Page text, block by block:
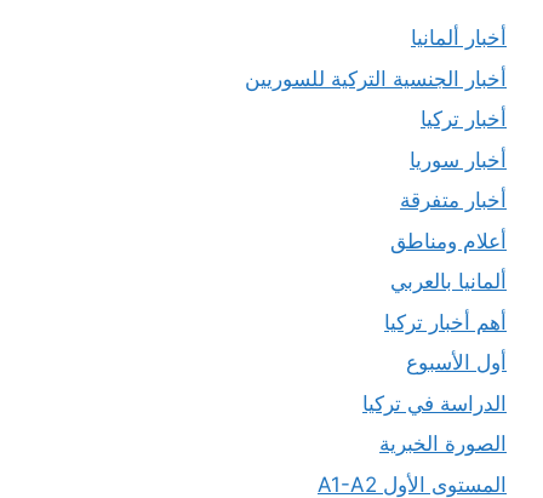
أخبار ألمانيا
أخبار الجنسية التركية للسوريين
أخبار تركيا
أخبار سوريا
أخبار متفرقة
أعلام ومناطق
ألمانيا بالعربي
أهم أخبار تركيا
أول الأسبوع
الدراسة في تركيا
الصورة الخبرية
المستوى الأول A1-A2